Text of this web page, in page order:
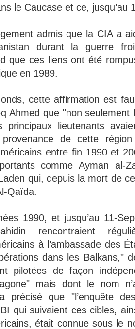
le Caucase et ce, jusqu’au
admis que la CIA a
durant la guerre
que ces liens ont été
en 1989.
cette affirmation est
Ahmed que "non seulement
principaux lieutenants
de cette
entre fin 1990 et
comme Ayman al-
qui, depuis la mort de
Qaïda.
1990, et jusqu’au 11-
rencontraient
à l’ambassade des
dans les Balkans,"
pilotées de façon
mais dont le nom
précisé que "l’enquête
qui suivaient ces cibles,
était connue sous le